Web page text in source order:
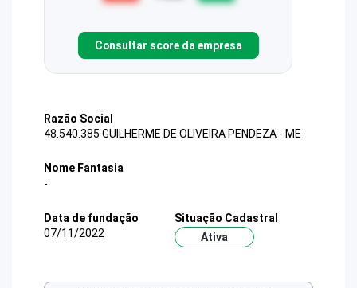
Consultar score da empresa
Razão Social
48.540.385 GUILHERME DE OLIVEIRA PENDEZA - ME
Nome Fantasia
-
Data de fundação
07/11/2022
Situação Cadastral
Ativa